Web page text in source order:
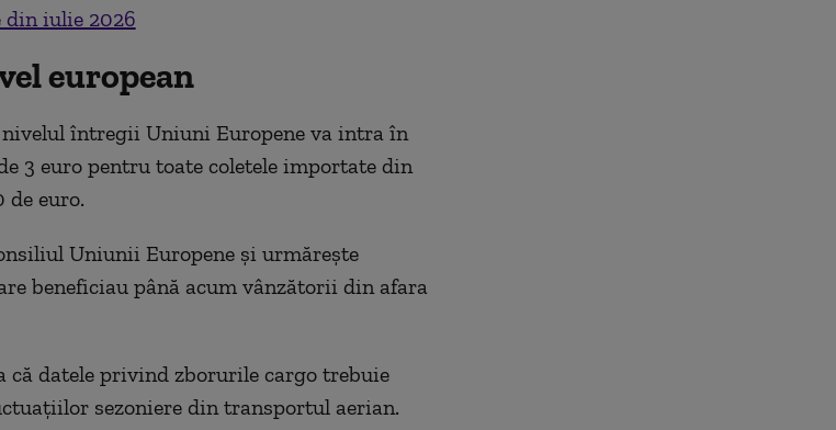
din iulie 2026
european
nivelul întregii Uniuni Europene va intra în
3 euro pentru toate coletele importate din
de euro.
Uniunii Europene și urmărește
beneficiau până acum vânzătorii din afara
datele privind zborurile cargo trebuie
sezoniere din transportul aerian.